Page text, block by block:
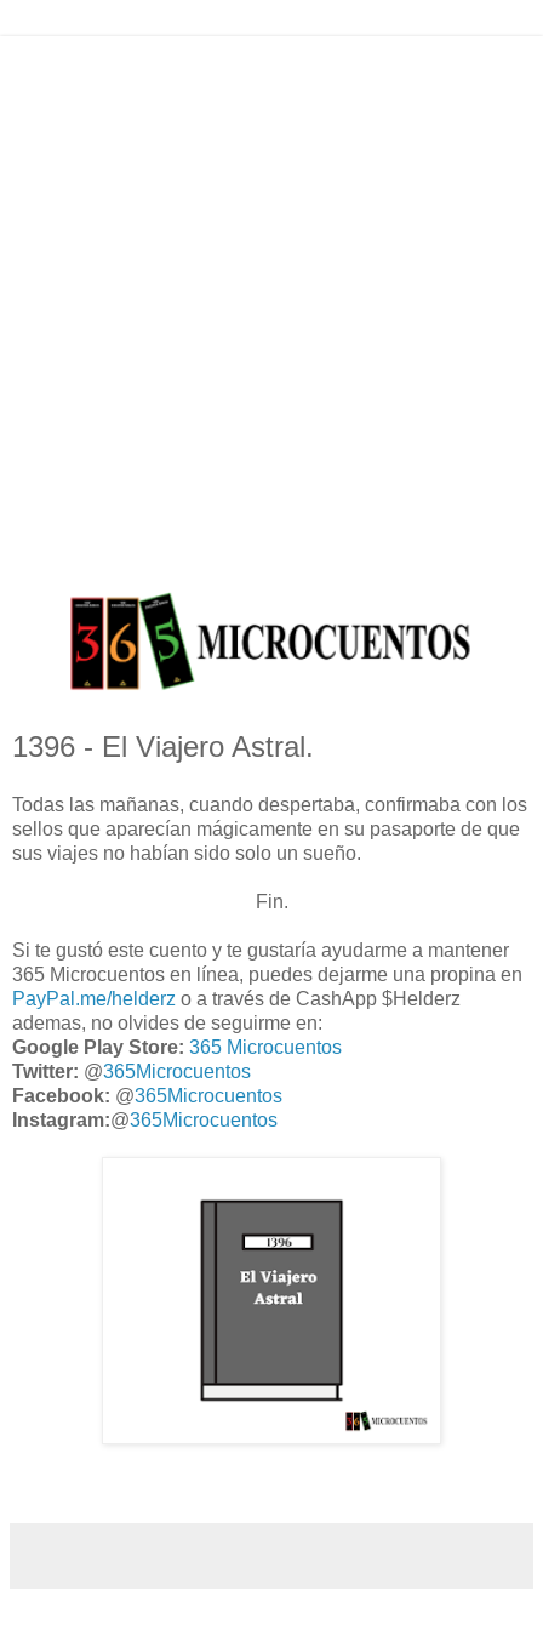
1396 - El Viajero Astral.
Todas las mañanas, cuando despertaba, confirmaba con los
sellos que aparecían mágicamente en su pasaporte de que
sus viajes no habían sido solo un sueño.
Fin.
Si te gustó este cuento y te gustaría ayudarme a mantener
365 Microcuentos en línea, puedes dejarme una propina en
PayPal.me/helderz o a través de CashApp $Helderz
ademas, no olvides de seguirme en:
Google Play Store: 365 Microcuentos
Twitter: @365Microcuentos
Facebook: @365Microcuentos
Instagram:@365Microcuentos